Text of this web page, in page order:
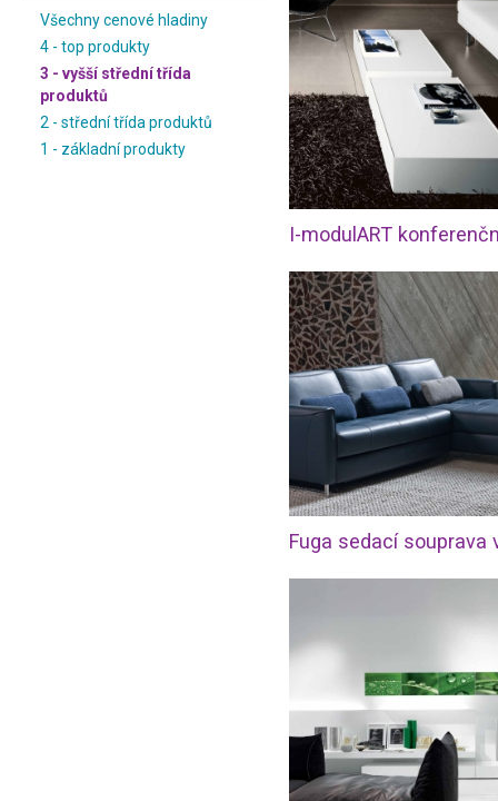
Všechny cenové hladiny
4 - top produkty
3 - vyšší střední třída
produktů
2 - střední třída produktů
1 - základní produkty